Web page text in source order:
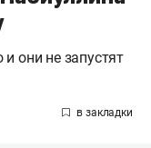
они не запустят